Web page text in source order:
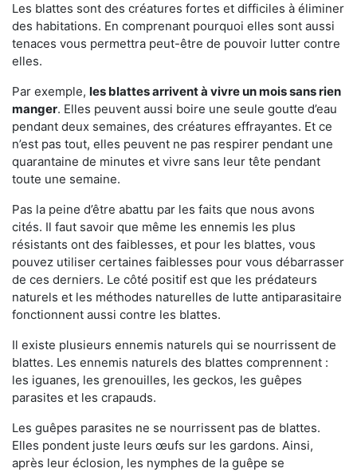
Les blattes sont des créatures fortes et difficiles à éliminer
des habitations. En comprenant pourquoi elles sont aussi
tenaces vous permettra peut-être de pouvoir lutter contre
elles.
Par exemple, les blattes arrivent à vivre un mois sans rien
manger. Elles peuvent aussi boire une seule goutte d’eau
pendant deux semaines, des créatures effrayantes. Et ce
n’est pas tout, elles peuvent ne pas respirer pendant une
quarantaine de minutes et vivre sans leur tête pendant
toute une semaine.
Pas la peine d’être abattu par les faits que nous avons
cités. Il faut savoir que même les ennemis les plus
résistants ont des faiblesses, et pour les blattes, vous
pouvez utiliser certaines faiblesses pour vous débarrasser
de ces derniers. Le côté positif est que les prédateurs
naturels et les méthodes naturelles de lutte antiparasitaire
fonctionnent aussi contre les blattes.
Il existe plusieurs ennemis naturels qui se nourrissent de
blattes. Les ennemis naturels des blattes comprennent :
les iguanes, les grenouilles, les geckos, les guêpes
parasites et les crapauds.
Les guêpes parasites ne se nourrissent pas de blattes.
Elles pondent juste leurs œufs sur les gardons. Ainsi,
après leur éclosion, les nymphes de la guêpe se